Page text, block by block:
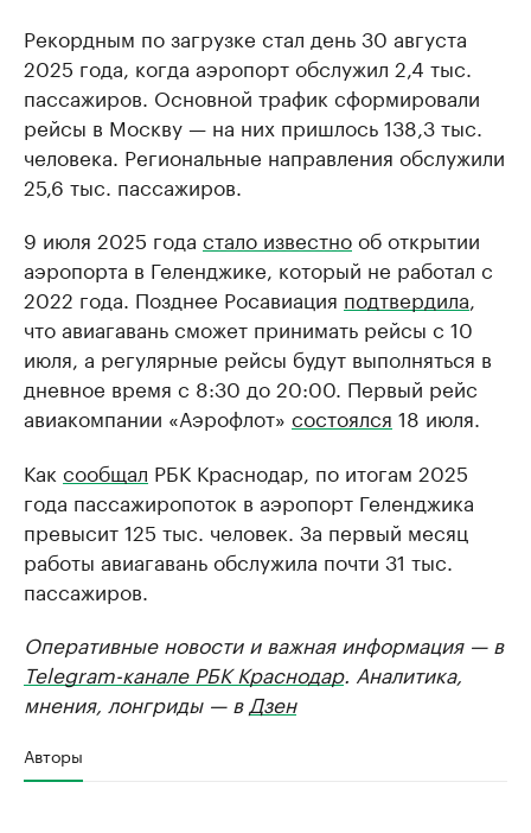
Рекордным по загрузке стал день 30 августа
2025 года, когда аэропорт обслужил 2,4 тыс.
пассажиров. Основной трафик сформировали
рейсы в Москву — на них пришлось 138,3 тыс.
человека. Региональные направления обслужили
25,6 тыс. пассажиров.
9 июля 2025 года стало известнооб открытии
аэропорта в Геленджике, который не работал с
2022 года. Позднее Росавиация подтвердила
что авиагавань сможет принимать рейсы с 10
июля, а регулярные рейсы будут выполняться в
дневное время с 8:30 до 20:00. Первый рейс
авиакомпании «Аэрофлот» состоялся 18 июля.
Как сообщал РБК Краснодар, по итогам 2025
года пассажиропоток в аэропорт Геленджика
превысит 125 тыс. человек. За первый месяц
работы авиагавань обслужила почти 31 тыс.
пассажиров.
Оперативные новости и важная информация — в
Telegram-канале РБК Краснодар. Аналитика,
мнения, лонгриды — в Дзен
Авторы